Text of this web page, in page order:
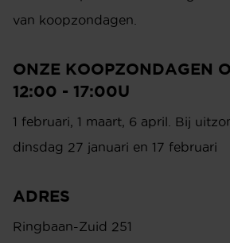
van koopzondagen.
ONZE KOOPZONDAGEN
12:00 - 17:00U
1 februari, 1 maart, 6 april. Bij
dinsdag 27 januari en 17 februari
ADRES
Ringbaan-Zuid 251